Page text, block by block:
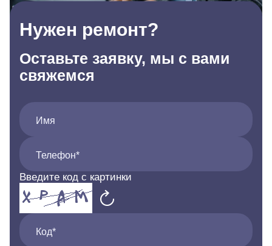
Нужен ремонт?
Оставьте заявку, мы с вами
свяжемся
Имя
Телефон*
Введите код с картинки
Код*